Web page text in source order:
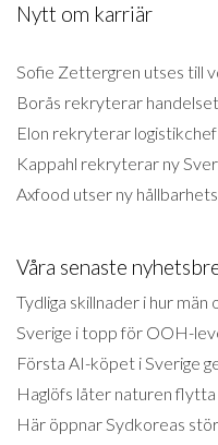
Nytt om karriär
Sofie Zettergren utses till
Borås rekryterar
Elon rekryterar logistikchef
Kappahl rekryterar ny
Axfood utser ny
Våra senaste
Tydliga skillnader i hur
Sverige i topp för OOH-
Första AI-köpet i Sverige
Haglöfs låter naturen flytta
Här öppnar Sydkoreas